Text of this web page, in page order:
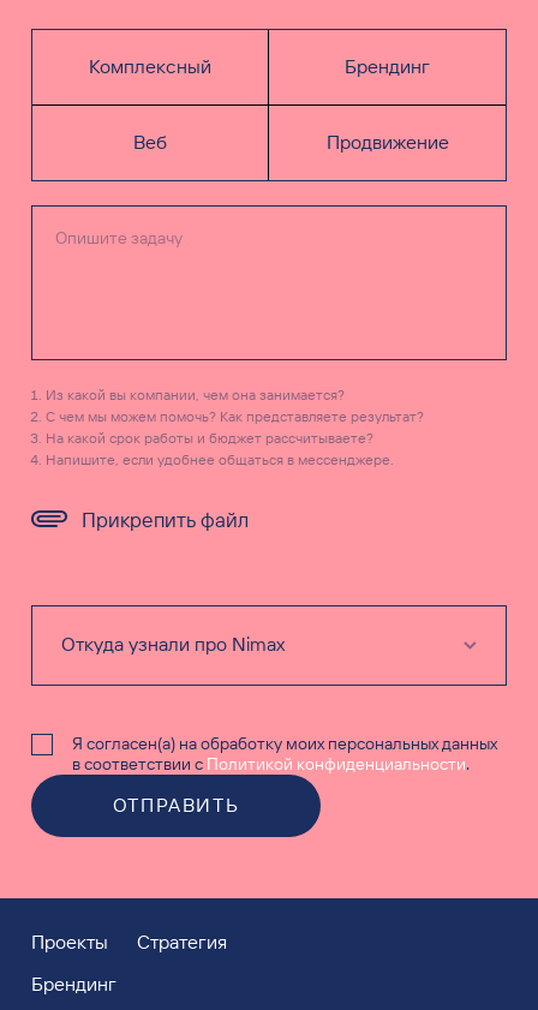
Комплексный Брендинг
Веб Продвижение
Прикрепить файл
Из какой вы компании, чем она занимается?
С чем мы можем помочь? Как представляете результат?
На какой срок работы и бюджет рассчитываете?
Напишите, если удобнее общаться в мессенджере.
Я согласен(а) на обработку моих персональных данных
в соответствии с Политикой конфиденциальности.
ОТПРАВИТЬ
Проекты
Стратегия
Брендинг